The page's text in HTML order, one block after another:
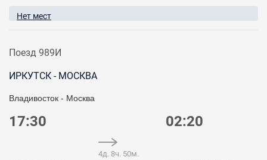
Нет мест
Поезд 989И
ИРКУТСК - МОСКВА
Владивосток - Москва
17:30
4д. 8ч. 50м.
02:20